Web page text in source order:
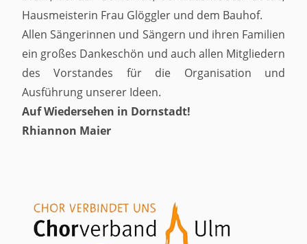
Hausmeisterin Frau Glöggler und dem Bauhof.
Allen Sängerinnen und Sängern und ihren Familien
ein großes Dankeschön und auch allen Mitgliedern
des Vorstandes für die Organisation und
Ausführung unserer Ideen.
Auf Wiedersehen in Dornstadt!
Rhiannon Maier